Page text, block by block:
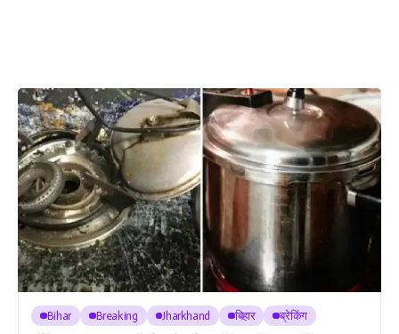
Bihar Breaking Jharkhand बिहार ब्रेकिंग